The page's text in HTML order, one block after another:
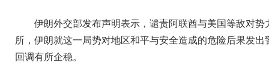
伊朗外交部发布声明表示，谴责阿联酋与美国等敌对
所，伊朗就这一局势对地区和平与安全造成的危险后果发
回调有所企稳。